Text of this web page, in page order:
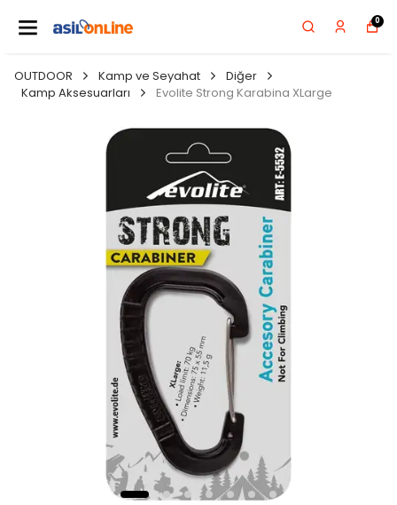
0
OUTDOOR Kamp ve Seyahat
Diğer
Kamp Aksesuarları
Evolite Strong Karabina XLarge